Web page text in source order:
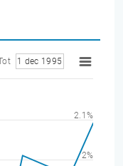
1 dec 1995
2%
2.1%